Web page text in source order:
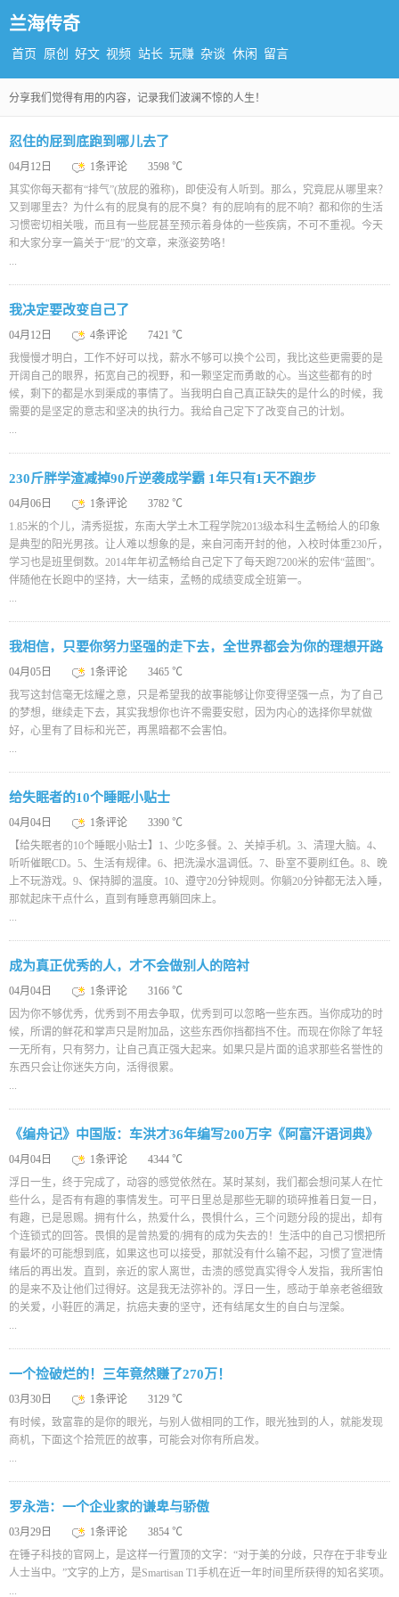
兰海传奇
首页 原创 好文 视频 站长 玩赚 杂谈 休闲 留言
分享我们觉得有用的内容，记录我们波澜不惊的人生！
忍住的屁到底跑到哪儿去了
04月12日 1条评论
3598 ℃
其实你每天都有“排气”(放屁的雅称)，即使没有人听到。那么，究竟屁从哪里来？
又到哪里去？为什么有的屁臭有的屁不臭？有的屁响有的屁不响？都和你的生活
习惯密切相关哦，而且有一些屁甚至预示着身体的一些疾病，不可不重视。今天
和大家分享一篇关于“屁”的文章，来涨姿势咯！
...
我决定要改变自己了
04月12日 4条评论
7421 ℃
我慢慢才明白，工作不好可以找，薪水不够可以换个公司，我比这些更需要的是
开阔自己的眼界，拓宽自己的视野，和一颗坚定而勇敢的心。当这些都有的时
候，剩下的都是水到渠成的事情了。当我明白自己真正缺失的是什么的时候，我
需要的是坚定的意志和坚决的执行力。我给自己定下了改变自己的计划。
...
230斤胖学渣减掉90斤逆袭成学霸 1年只有1天不跑步
04月06日 1条评论
3782 ℃
1.85米的个儿，清秀挺拔，东南大学土木工程学院2013级本科生孟畅给人的印象
是典型的阳光男孩。让人难以想象的是，来自河南开封的他，入校时体重230斤，
学习也是班里倒数。2014年年初孟畅给自己定下了每天跑7200米的宏伟“蓝图”。
伴随他在长跑中的坚持，大一结束，孟畅的成绩变成全班第一。
...
我相信，只要你努力坚强的走下去，全世界都会为你的理想开路
04月05日 1条评论
3465 ℃
我写这封信毫无炫耀之意，只是希望我的故事能够让你变得坚强一点，为了自己
的梦想，继续走下去，其实我想你也许不需要安慰，因为内心的选择你早就做
好，心里有了目标和光芒，再黑暗都不会害怕。
...
给失眠者的10个睡眠小贴士
04月04日 1条评论
3390 ℃
【给失眠者的10个睡眠小贴士】1、少吃多餐。2、关掉手机。3、清理大脑。4、
听听催眠CD。5、生活有规律。6、把洗澡水温调低。7、卧室不要刷红色。8、晚
上不玩游戏。9、保持脚的温度。10、遵守20分钟规则。你躺20分钟都无法入睡，
那就起床干点什么，直到有睡意再躺回床上。
...
成为真正优秀的人，才不会做别人的陪衬
04月04日 1条评论
3166 ℃
因为你不够优秀，优秀到不用去争取，优秀到可以忽略一些东西。当你成功的时
候，所谓的鲜花和掌声只是附加品，这些东西你挡都挡不住。而现在你除了年轻
一无所有，只有努力，让自己真正强大起来。如果只是片面的追求那些名誉性的
东西只会让你迷失方向，活得很累。
...
《编舟记》中国版：车洪才36年编写200万字《阿富汗语词典》
04月04日 1条评论
4344 ℃
浮日一生，终于完成了，动容的感觉依然在。某时某刻，我们都会想问某人在忙
些什么，是否有有趣的事情发生。可平日里总是那些无聊的琐碎推着日复一日，
有趣，已是恩赐。拥有什么，热爱什么，畏惧什么，三个问题分段的提出，却有
个连锁式的回答。畏惧的是曾热爱的/拥有的成为失去的！生活中的自己习惯把所
有最坏的可能想到底，如果这也可以接受，那就没有什么输不起，习惯了宣泄情
绪后的再出发。直到，亲近的家人离世，击溃的感觉真实得令人发指，我所害怕
的是来不及让他们过得好。这是我无法弥补的。浮日一生，感动于单亲老爸细致
的关爱，小鞋匠的满足，抗癌夫妻的坚守，还有结尾女生的自白与涅槃。
...
一个捡破烂的！三年竟然赚了270万！
03月30日 1条评论
3129 ℃
有时候，致富靠的是你的眼光，与别人做相同的工作，眼光独到的人，就能发现
商机，下面这个拾荒匠的故事，可能会对你有所启发。
...
罗永浩：一个企业家的谦卑与骄傲
03月29日 1条评论
3854 ℃
在锤子科技的官网上，是这样一行置顶的文字：“对于美的分歧，只存在于非专业
人士当中。”文字的上方，是Smartisan T1手机在近一年时间里所获得的知名奖项。
...